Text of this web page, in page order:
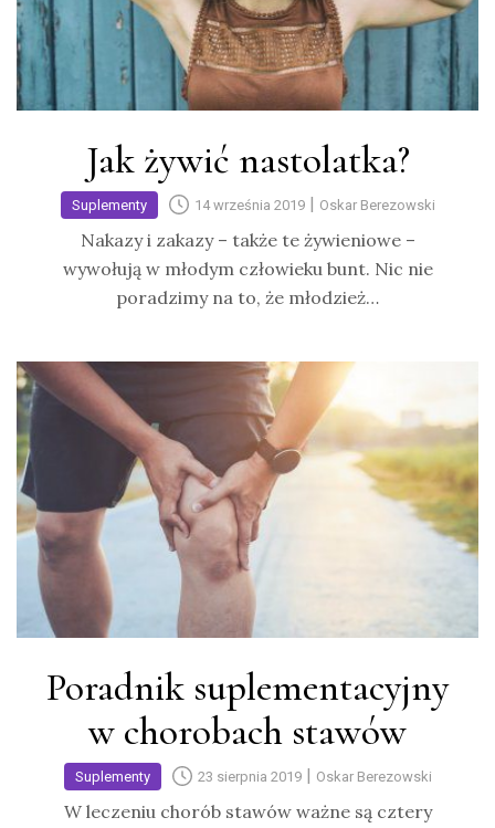
Jak żywić nastolatka?
Suplementy 14 września 2019| Oskar Berezowski
Nakazy i zakazy – także te żywieniowe –
wywołują w młodym człowieku bunt. Nic nie
poradzimy na to, że młodzież…
Poradnik suplementacyjny
w chorobach stawów
Suplementy 23 sierpnia 2019| Oskar Berezowski
W leczeniu chorób stawów ważne są cztery